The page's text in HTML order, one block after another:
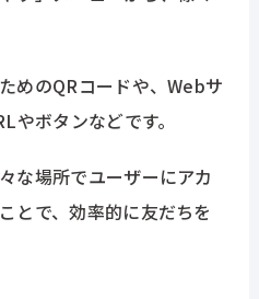
めのQRコードや、Webサ
やボタンなどです。
な場所でユーザーにアカ
とで、効率的に友だちを